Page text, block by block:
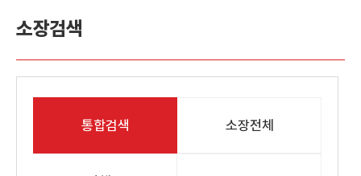
소장검색